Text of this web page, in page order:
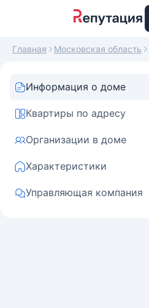
Главная Московская область
Информация о доме
Квартиры по адресу
Организации в доме
Характеристики
Управляющая компания